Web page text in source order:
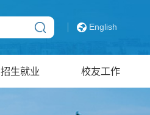
English
招生就业 校友工作